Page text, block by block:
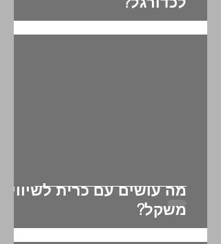
איזה אביזרי אימון מומלצים
לכדורגל?
מה עושים עם כרית לשיווי
משקל?